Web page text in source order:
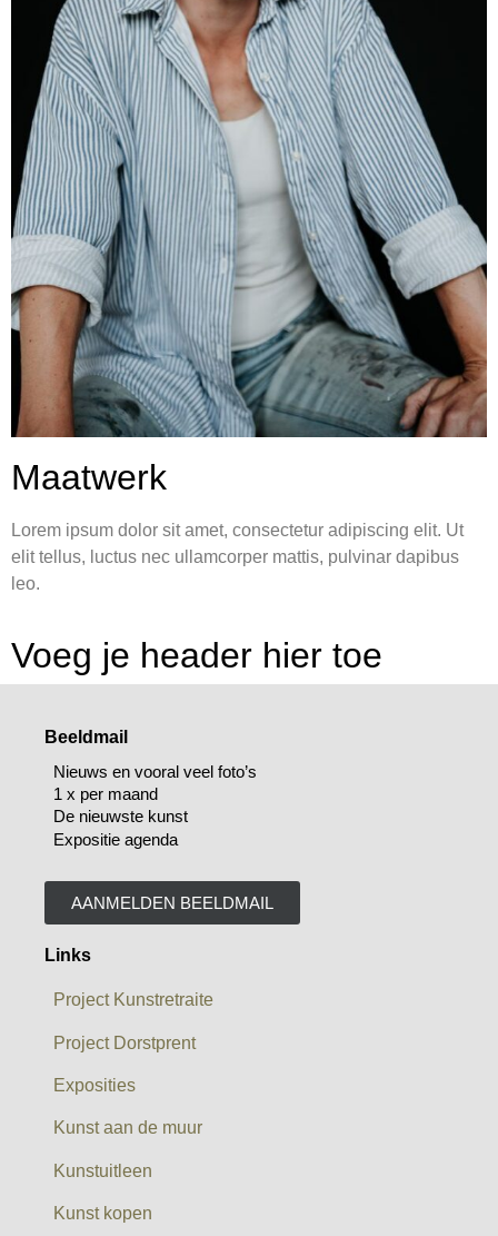
Maatwerk
Lorem ipsum dolor sit amet, consectetur adipiscing elit. Ut
elit tellus, luctus nec ullamcorper mattis, pulvinar dapibus
leo.
Voeg je header hier toe
Beeldmail
Nieuws en vooral veel foto’s
1 x per maand
De nieuwste kunst
Expositie agenda
AANMELDEN BEELDMAIL
Links
Project Kunstretraite
Project Dorstprent
Exposities
Kunst aan de muur
Kunstuitleen
Kunst kopen